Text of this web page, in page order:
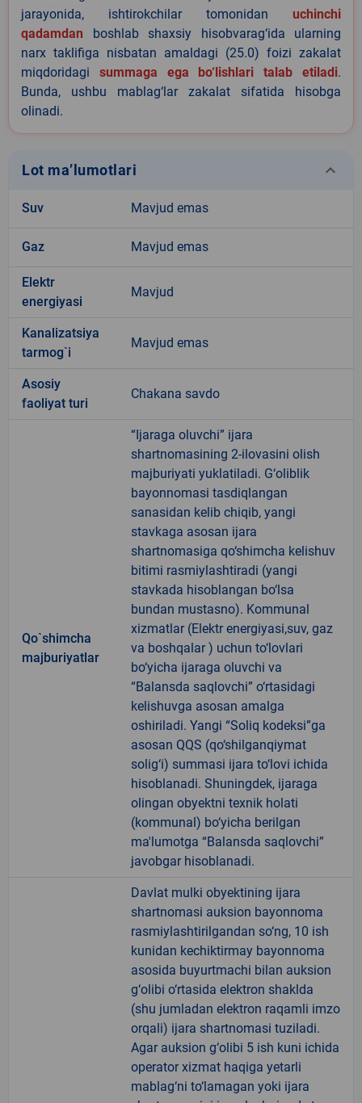
jarayonida, ishtirokchilar tomonidan uchinchi
qadamdan boshlab shaxsiy hisobvarag‘ida ularning
narx taklifiga nisbatan amaldagi (25.0) foizi zakalat
miqdoridagi summaga ega bo‘lishlari talab etiladi.
Bunda, ushbu mablag‘lar zakalat sifatida hisobga
olinadi.
Lot ma’lumotlari keyboard_arrow_down
Suv Mavjud emas
Gaz Mavjud emas
Elektr
energiyasi
Mavjud
Kanalizatsiya
tarmog`i
Mavjud emas
Аsosiy
faoliyat turi
Chakana savdo
Qo`shimcha
majburiyatlar
“Ijaraga oluvchi” ijara
shartnomasining 2-ilovasini olish
majburiyati yuklatiladi. G‘oliblik
bayonnomasi tasdiqlangan
sanasidan kelib chiqib, yangi
stavkaga asosan ijara
shartnomasiga qo‘shimcha kelishuv
bitimi rasmiylashtiradi (yangi
stavkada hisoblangan bo‘lsa
bundan mustasno). Kommunal
xizmatlar (Elektr energiyasi,suv, gaz
va boshqalar ) uchun to‘lovlari
bo‘yicha ijaraga oluvchi va
“Balansda saqlovchi” o‘rtasidagi
kelishuvga asosan amalga
oshiriladi. Yangi “Soliq kodeksi”ga
asosan QQS (qo‘shilganqiymat
solig‘i) summasi ijara to‘lovi ichida
hisoblanadi. Shuningdek, ijaraga
olingan obyektni texnik holati
(kommunal) bo‘yicha berilgan
ma'lumotga “Balansda saqlovchi”
javobgar hisoblanadi.
Davlat mulki obyektining ijara
shartnomasi auksion bayonnoma
rasmiylashtirilgandan so‘ng, 10 ish
kunidan kechiktirmay bayonnoma
asosida buyurtmachi bilan auksion
g‘olibi o‘rtasida elektron shaklda
(shu jumladan elektron raqamli imzo
orqali) ijara shartnomasi tuziladi.
Agar auksion g‘olibi 5 ish kuni ichida
operator xizmat haqiga yetarli
mablag‘ni to‘lamagan yoki ijara